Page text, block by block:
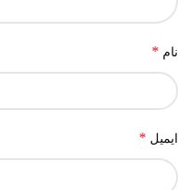
نام *
ایمیل *